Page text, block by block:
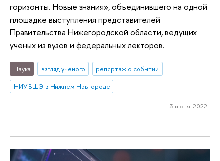
горизонты. Новые знания», объединившего на одной
площадке выступления представителей
Правительства Нижегородской области, ведущих
ученых из вузов и федеральных лекторов.
Наука взгляд ученого
репортаж о событии
НИУ ВШЭ в Нижнем Новгороде
3 июня 2022